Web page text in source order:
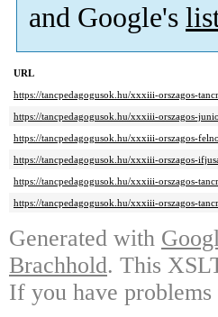
and Google's
URL
https://tancpedagogusok.hu/xxxiii-orszagos-
https://tancpedagogusok.hu/xxxiii-orszagos-
https://tancpedagogusok.hu/xxxiii-orszagos-
https://tancpedagogusok.hu/xxxiii-orszagos-
https://tancpedagogusok.hu/xxxiii-orszagos-
https://tancpedagogusok.hu/xxxiii-orszagos-
Generated with
Brachhold. This
If you have